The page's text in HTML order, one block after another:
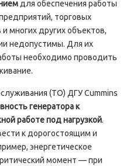
для обеспечения работы
торговых
многих других объектов,
недопустимы. Для их
необходимо проводить
(ТО) ДГУ Cummins
генератора к
работе под нагрузкой.
к дорогостоящим и
энергетическое
момент — при